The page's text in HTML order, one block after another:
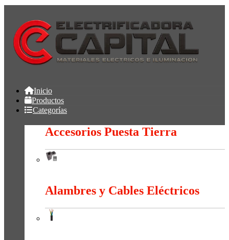
Inicio
Productos
Categorías
Accesorios Puesta Tierra
Alambres y Cables Eléctricos